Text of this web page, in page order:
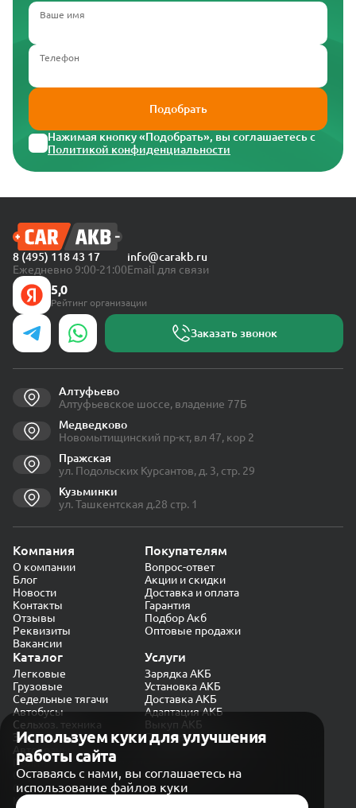
Ваше имя
Телефон
Подобрать
Нажимая кнопку «Подобрать», вы соглашаетесь с
Политикой конфиденциальности
Используем куки для улучшения
работы сайта
Оставаясь с нами, вы соглашаетесь на
использование файлов куки
8 (495) 118 43 17
Ежедневно 9:00-21:00
info@carakb.ru
Email для связи
5,0
Рейтинг организации
Заказать звонок
Алтуфьево
Алтуфьевское шоссе, владение 77Б
Медведково
Новомытищинский пр-кт, вл 47, кор 2
Пражская
ул. Подольских Курсантов, д. 3, стр. 29
Кузьминки
ул. Ташкентская д.28 стр. 1
Компания
О компании
Блог
Новости
Контакты
Отзывы
Реквизиты
Вакансии
Покупателям
Вопрос-ответ
Акции и скидки
Доставка и оплата
Гарантия
Подбор Акб
Оптовые продажи
Каталог
Легковые
Грузовые
Седельные тягачи
Автобусы
Сельхоз. техника
Экскаваторы
Автокраны
Услуги
Зарядка АКБ
Установка АКБ
Доставка АКБ
Адаптация АКБ
Выкуп АКБ
Проверка генератора
Политика конфиденциальности
Обработка персональных данных
Согласие на обработку в «Яндекс.Метрика»
Карта сайта